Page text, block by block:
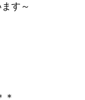
す～
＊